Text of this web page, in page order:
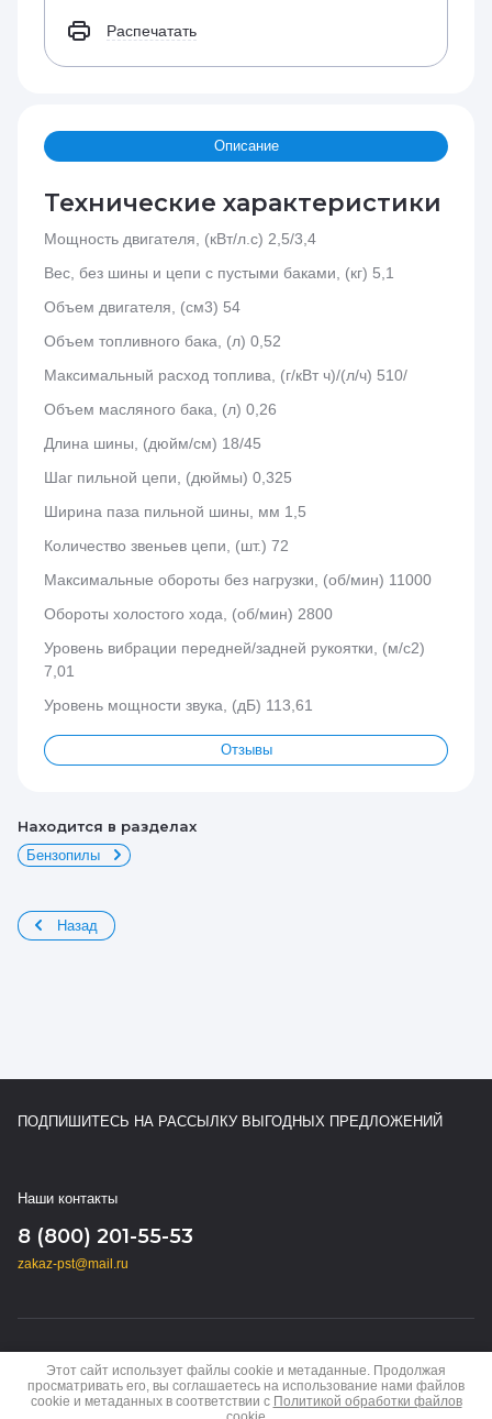
Распечатать
Описание
Технические характеристики
Мощность двигателя, (кВт/л.с) 2,5/3,4
Вес, без шины и цепи с пустыми баками, (кг) 5,1
Объем двигателя, (см3) 54
Объем топливного бака, (л) 0,52
Максимальный расход топлива, (г/кВт ч)/(л/ч) 510/
Объем масляного бака, (л) 0,26
Длина шины, (дюйм/см) 18/45
Шаг пильной цепи, (дюймы) 0,325
Ширина паза пильной шины, мм 1,5
Количество звеньев цепи, (шт.) 72
Максимальные обороты без нагрузки, (об/мин) 11000
Обороты холостого хода, (об/мин) 2800
Уровень вибрации передней/задней рукоятки, (м/с2)
7,01
Уровень мощности звука, (дБ) 113,61
Отзывы
Находится в разделах
Бензопилы
Назад
ПОДПИШИТЕСЬ НА РАССЫЛКУ ВЫГОДНЫХ ПРЕДЛОЖЕНИЙ
Наши контакты
8 (800) 201-55-53
zakaz-pst@mail.ru
Copyright © 2024 - 2026
Политика конфиденциальности
Этот сайт использует файлы cookie и метаданные. Продолжая
просматривать его, вы соглашаетесь на использование нами файлов
cookie и метаданных в соответствии с Политикой обработки файлов